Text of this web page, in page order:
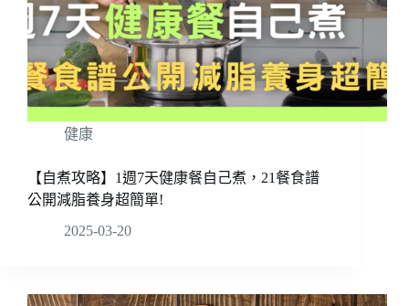
健康
【自煮攻略】1週7天健康餐自己煮，21餐食譜
公開減脂養身超簡單!
2025-03-20